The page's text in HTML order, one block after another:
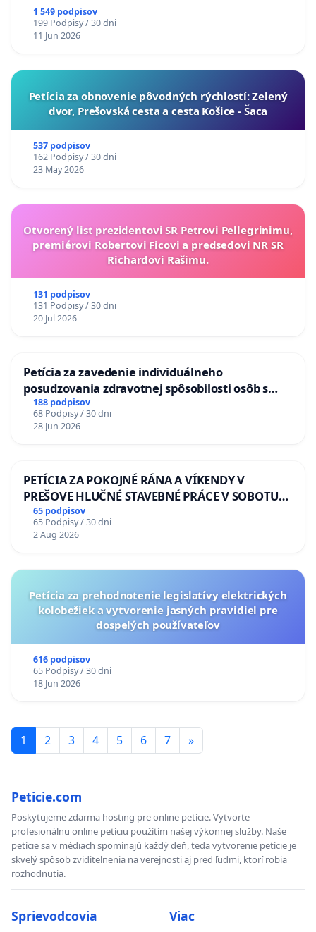
1 549 podpisov
199 Podpisy / 30 dni
11 Jun 2026
​Petícia za obnovenie pôvodných rýchlostí: Zelený
dvor, Prešovská cesta a cesta Košice - Šaca
537 podpisov
162 Podpisy / 30 dni
23 May 2026
Otvorený list prezidentovi SR Petrovi Pellegrinimu,
premiérovi Robertovi Ficovi a predsedovi NR SR
Richardovi Rašimu.
131 podpisov
131 Podpisy / 30 dni
20 Jul 2026
Petícia za zavedenie individuálneho
posudzovania zdravotnej spôsobilosti osôb s
diabetom 1. a 2. typu pri prijímaní do
Policajného zboru SR
188 podpisov
68 Podpisy / 30 dni
28 Jun 2026
PETÍCIA ZA POKOJNÉ RÁNA A VÍKENDY V
PREŠOVE HLUČNÉ STAVEBNÉ PRÁCE V SOBOTU
LEN OD 9.00 DO 13.00 HOD., CEZ PRACOVNÝ
TÝŽDEŇ CIEĽ 8.00 – 18.00 HOD. A PRAVIDELNÁ
KONTROLA STAVBY C-AREA NA
65 podpisov
65 Podpisy / 30 dni
2 Aug 2026
Petícia za prehodnotenie legislatívy elektrických
kolobežiek a vytvorenie jasných pravidiel pre
dospelých používateľov
616 podpisov
65 Podpisy / 30 dni
18 Jun 2026
1 2 3 4 5 6 7 »
Peticie.com
Poskytujeme zdarma hosting pre online petície. Vytvorte
profesionálnu online petíciu použítím našej výkonnej služby. Naše
petície sa v médiach spomínajú každý deň, teda vytvorenie petície je
skvelý spôsob zviditelnenia na verejnosti aj pred ľudmi, ktorí robia
rozhodnutia.
Sprievodcovia Viac